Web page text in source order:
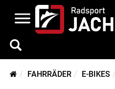
FAHRRÄDER E-BIKES